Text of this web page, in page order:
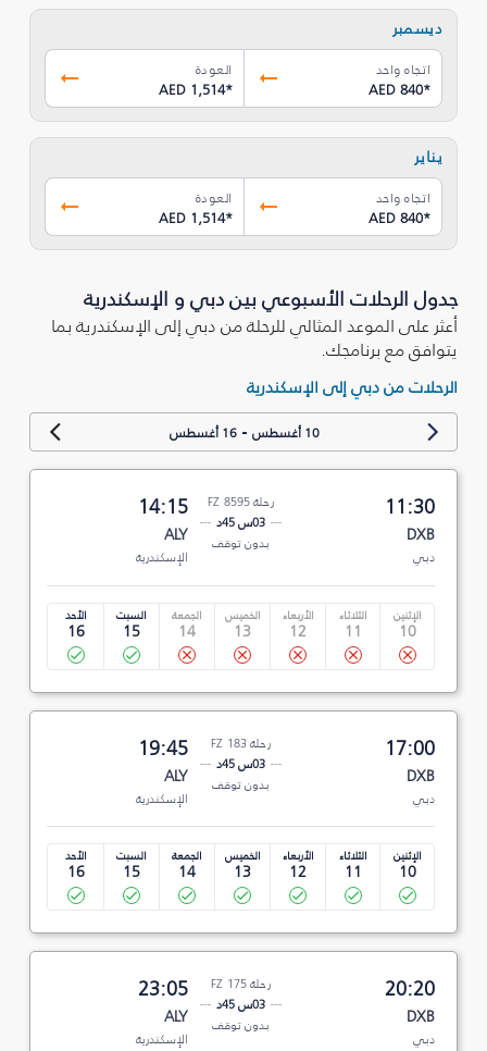
ديسمبر
اتجاه واحد
AED 840*
العودة
AED 1,514*
يناير
اتجاه واحد
AED 840*
العودة
AED 1,514*
جدول الرحلات الأسبوعي بين دبي و الإسكندرية
أعثر على الموعد المثالي للرحلة من دبي إلى الإسكندرية بما
يتوافق مع برنامجك.
الرحلات من دبي إلى الإسكندرية
10 أغسطس -16 أغسطس
11:30
DXB
دبي
رحلة FZ 8595
03س 45د
بدون توقف
14:15
ALY
الإسكندرية
الإثنين
10
الثلاثاء
11
الأربعاء
12
الخميس
13
الجمعة
14
السبت
15
الأحد
16
17:00
DXB
دبي
رحلة FZ 183
03س 45د
بدون توقف
19:45
ALY
الإسكندرية
الإثنين
10
الثلاثاء
11
الأربعاء
12
الخميس
13
الجمعة
14
السبت
15
الأحد
16
20:20
DXB
دبي
رحلة FZ 175
03س 45د
بدون توقف
23:05
ALY
الإسكندرية